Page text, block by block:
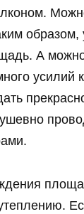
образом,
А можно
усилий